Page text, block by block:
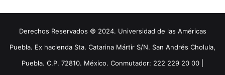
Derechos Reservados © 2024. Universidad de las Américas
Puebla. Ex hacienda Sta. Catarina Mártir S/N. San Andrés Cholula,
Puebla. C.P. 72810. México. Conmutador: 222 229 20 00 |